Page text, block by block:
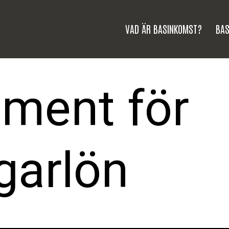
VAD ÄR BASINKOMST?
för